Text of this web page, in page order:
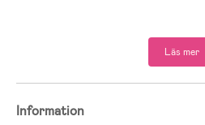
Läs mer
Information